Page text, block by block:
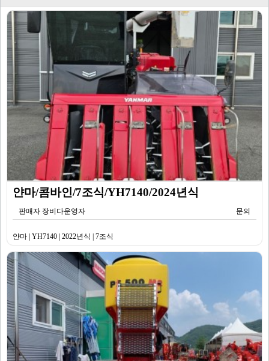
얀마/콤바인/7조식/YH7140/2024년식
판매자 장비다운영자 문의
얀마 | YH7140 | 2022년식 | 7조식